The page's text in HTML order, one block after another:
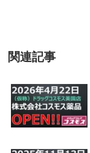
関連記事